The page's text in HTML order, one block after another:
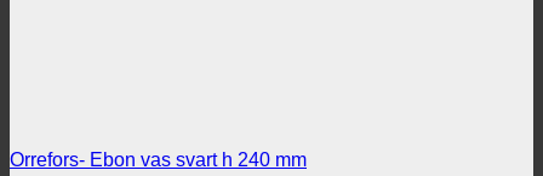
Orrefors- Ebon vas svart h 240 mm